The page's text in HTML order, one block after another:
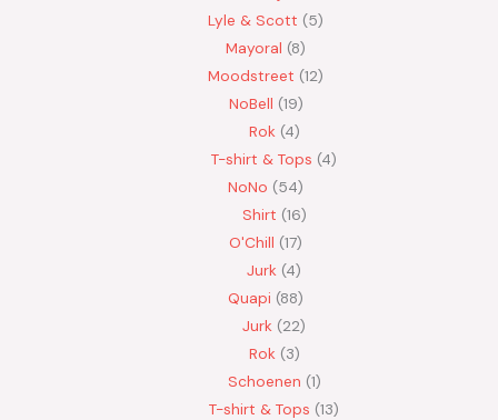
Lyle & Scott
5
Mayoral 8
Moodstreet 12
NoBell 19
Rok 4
T-shirt & Tops 4
NoNo
54
Shirt 16
O'Chill 17
Jurk 4
Quapi 88
Jurk 22
Rok 3
Schoenen 1
T-shirt & Tops 13